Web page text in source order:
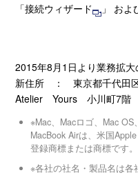
「接続ウィザード 」 およ
2015年8月1日より業務拡大
新住所 ： 東京都千代田
Atelier Yours 小川町7階
※Mac、Macロゴ、Mac OS
MacBook Airは、米国
登録商標または商標です。
※各社の社名・製品名は各